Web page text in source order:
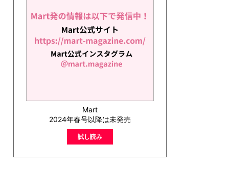
Mart
2024年春号以降は未発売
試し読み